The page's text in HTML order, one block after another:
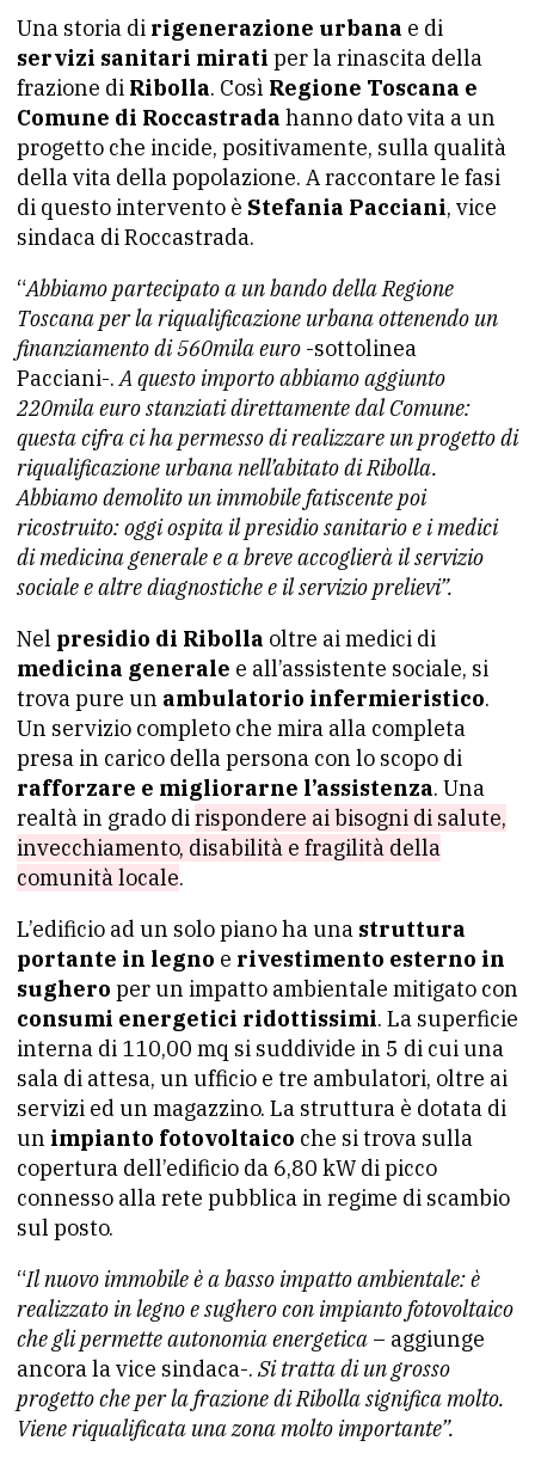
Una storia di rigenerazione urbana e di
servizi sanitari mirati per la rinascita della
frazione di Ribolla. Così Regione Toscana e
Comune di Roccastrada hanno dato vita a un
progetto che incide, positivamente, sulla qualità
della vita della popolazione. A raccontare le fasi
di questo intervento è Stefania Pacciani, vice
sindaca di Roccastrada.
“Abbiamo partecipato a un bando della Regione
Toscana per la riqualificazione urbana ottenendo un
finanziamento di 560mila euro -sottolinea
Pacciani-.A questo importo abbiamo aggiunto
220mila euro stanziati direttamente dal Comune:
questa cifra ci ha permesso di realizzare un progetto di
riqualificazione urbana nell’abitato di Ribolla.
Abbiamo demolito un immobile fatiscente poi
ricostruito: oggi ospita il presidio sanitario e i medici
di medicina generale e a breve accoglierà il servizio
sociale e altre diagnostiche e il servizio prelievi”.
Nel presidio di Ribolla oltre ai medici di
medicina generale e all’assistente sociale, si
trova pure un ambulatorio infermieristico.
Un servizio completo che mira alla completa
presa in carico della persona con lo scopo di
rafforzare e migliorarne l’assistenza. Una
realtà in grado dirispondere ai bisogni di salute,
invecchiamento, disabilità e fragilità della
comunità locale.
L’edificio ad un solo piano ha una struttura
portante in legno e rivestimento esterno in
sughero per un impatto ambientale mitigato con
consumi energetici ridottissimi. La superficie
interna di 110,00 mq si suddivide in 5 di cui una
sala di attesa, un ufficio e tre ambulatori, oltre ai
servizi ed un magazzino. La struttura è dotata di
un impianto fotovoltaico che si trova sulla
copertura dell’edificio da 6,80 kW di picco
connesso alla rete pubblica in regime di scambio
sul posto.
“Il nuovo immobile è a basso impatto ambientale: è
realizzato in legno e sughero con impianto fotovoltaico
che gli permette autonomia energetica – aggiunge
ancora la vice sindaca-. Si tratta di un grosso
progetto che per la frazione di Ribolla significa molto.
Viene riqualificata una zona molto importante”.